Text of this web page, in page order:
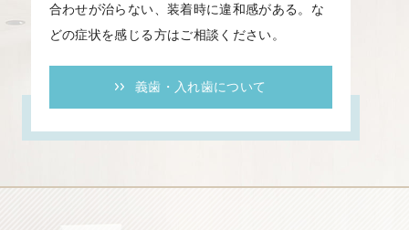
合わせが治らない、装着時に違和感がある。な
どの症状を感じる方はご相談ください。
義歯・入れ歯について